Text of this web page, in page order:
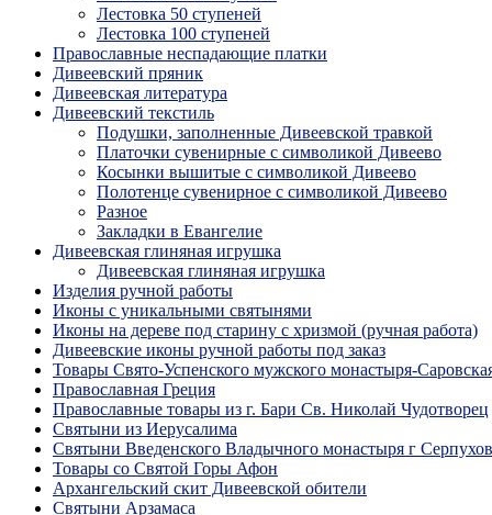
Лестовка 50 ступеней
Лестовка 100 ступеней
Православные неспадающие платки
Дивеевский пряник
Дивеевская литература
Дивеевский текстиль
Подушки, заполненные Дивеевской травкой
Платочки сувенирные с символикой Дивеево
Косынки вышитые с символикой Дивеево
Полотенце сувенирное с символикой Дивеево
Разное
Закладки в Евангелие
Дивеевская глиняная игрушка
Дивеевская глиняная игрушка
Изделия ручной работы
Иконы с уникальными святынями
Иконы на дереве под старину с хризмой (ручная работа)
Дивеевские иконы ручной работы под заказ
Товары Свято-Успенского мужского монастыря-
Православная Греция
Православные товары из г. Бари Св. Николай Чудотворец
Святыни из Иерусалима
Святыни Введенского Владычного монастыря г Серпухов
Товары со Святой Горы Афон
Архангельский скит Дивеевской обители
Святыни Арзамаса